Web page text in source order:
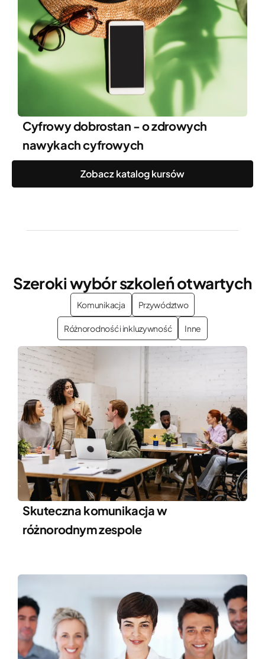
Cyfrowy dobrostan - o zdrowych
nawykach cyfrowych
Zobacz katalog kursów
Szeroki wybór szkoleń otwartych
Komunikacja Przywództwo
Różnorodność i inkluzywność Inne
Skuteczna komunikacja w
różnorodnym zespole